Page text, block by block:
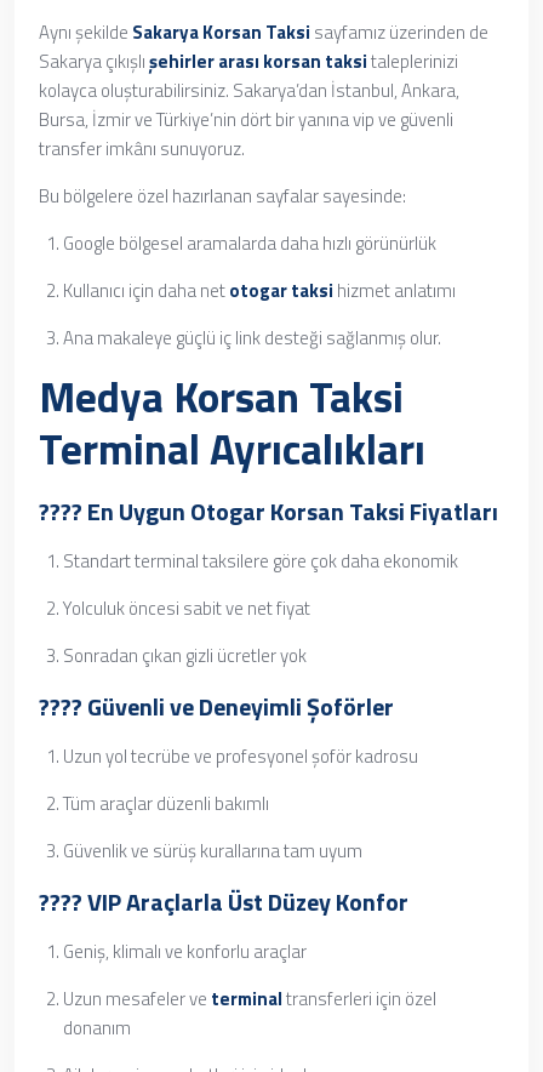
Aynı şekilde Sakarya Korsan Taksi sayfamız üzerinden de
Sakarya çıkışlışehirler arası korsan taksitaleplerinizi
kolayca oluşturabilirsiniz. Sakarya’dan İstanbul, Ankara,
Bursa, İzmir ve Türkiye’nin dört bir yanına vip ve güvenli
transfer imkânı sunuyoruz.
Bu bölgelere özel hazırlanan sayfalar sayesinde:
Google bölgesel aramalarda daha hızlı görünürlük
Kullanıcı için daha netotogar taksi hizmet anlatımı
Ana makaleye güçlü iç link desteği sağlanmış olur.
Medya Korsan Taksi
Terminal Ayrıcalıkları
???? En Uygun Otogar Korsan Taksi Fiyatları
Standart terminal taksilere göre çok daha ekonomik
Yolculuk öncesi sabit ve net fiyat
Sonradan çıkan gizli ücretler yok
????️ Güvenli ve Deneyimli Şoförler
Uzun yol tecrübe ve profesyonel şoför kadrosu
Tüm araçlar düzenli bakımlı
Güvenlik ve sürüş kurallarına tam uyum
???? VIP Araçlarla Üst Düzey Konfor
Geniş, klimalı ve konforlu araçlar
Uzun mesafeler ve terminaltransferleri için özel
donanım